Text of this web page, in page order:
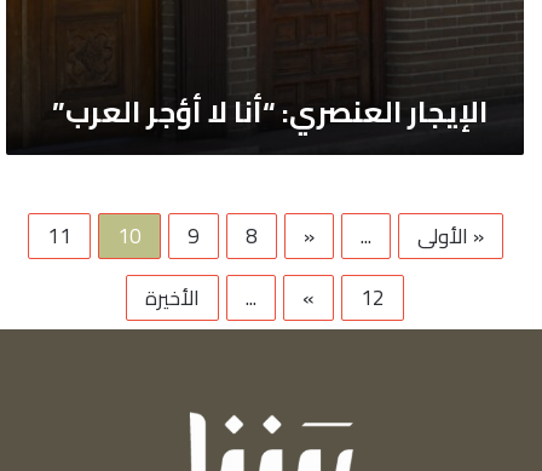
الإيجار العنصري: “أنا لا أؤجر العرب”
« الأولى ...
«
8
9
10
11
12
»
... الأخيرة